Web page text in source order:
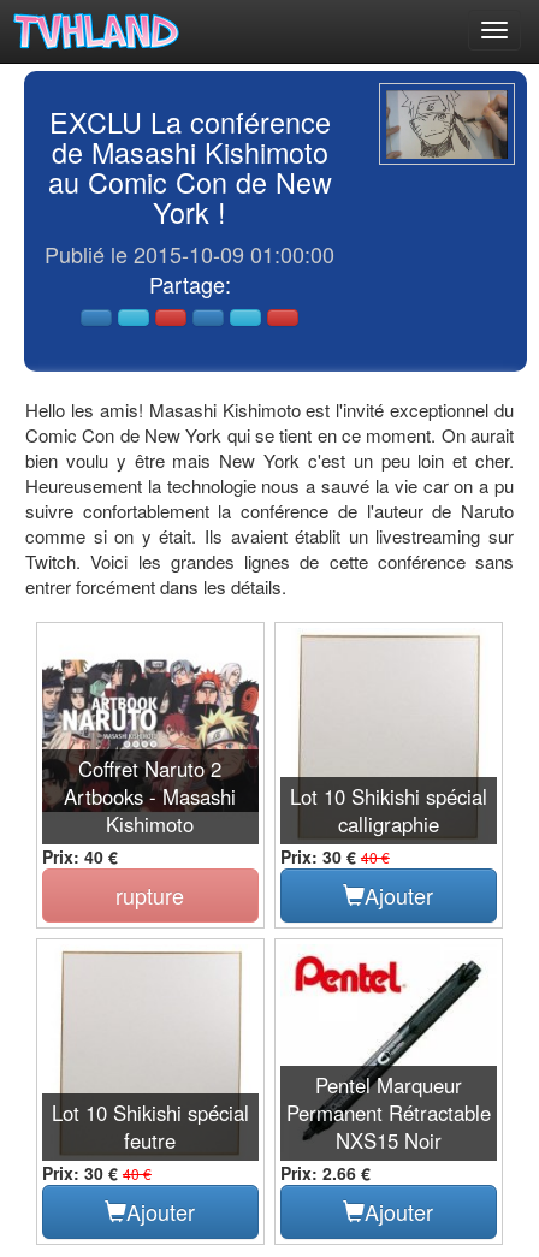
EXCLU La conférence
de Masashi Kishimoto
au Comic Con de New
York !
Publié le 2015-10-09 01:00:00
Partage:
Hello les amis! Masashi Kishimoto est l'invité exceptionnel du
Comic Con de New York qui se tient en ce moment. On aurait
bien voulu y être mais New York c'est un peu loin et cher.
Heureusement la technologie nous a sauvé la vie car on a pu
suivre confortablement la conférence de l'auteur de Naruto
comme si on y était. Ils avaient établit un livestreaming sur
Twitch. Voici les grandes lignes de cette conférence sans
entrer forcément dans les détails.
Coffret Naruto 2
Artbooks - Masashi
Kishimoto
Prix: 40 €
rupture
Lot 10 Shikishi spécial
calligraphie
Prix: 30 € 40 €
Ajouter
Lot 10 Shikishi spécial
feutre
Prix: 30 € 40 €
Ajouter
Pentel Marqueur
Permanent Rétractable
NXS15 Noir
Prix: 2.66 €
Ajouter